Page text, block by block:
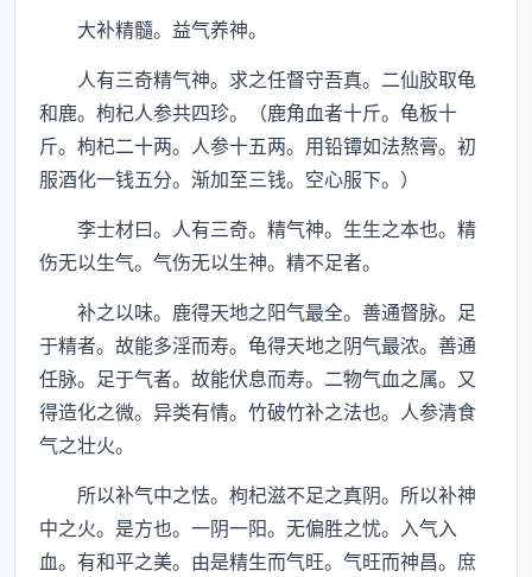
大补精髓。益气养神。
人有三奇精气神。求之任督守吾真。二仙胶取龟
和鹿。枸杞人参共四珍。（鹿角血者十斤。龟板十
斤。枸杞二十两。人参十五两。用铅镡如法熬膏。初
服酒化一钱五分。渐加至三钱。空心服下。）
李士材曰。人有三奇。精气神。生生之本也。精
伤无以生气。气伤无以生神。精不足者。
补之以味。鹿得天地之阳气最全。善通督脉。足
于精者。故能多淫而寿。龟得天地之阴气最浓。善通
任脉。足于气者。故能伏息而寿。二物气血之属。又
得造化之微。异类有情。竹破竹补之法也。人参清食
气之壮火。
所以补气中之怯。枸杞滋不足之真阴。所以补神
中之火。是方也。一阴一阳。无偏胜之忧。入气入
血。有和平之美。由是精生而气旺。气旺而神昌。庶